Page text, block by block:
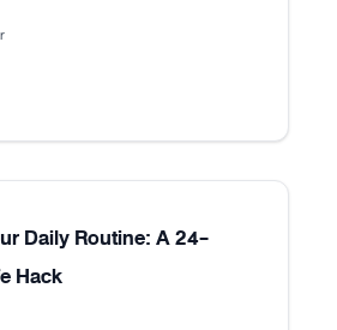
Daily Routine: A 24-
Hack